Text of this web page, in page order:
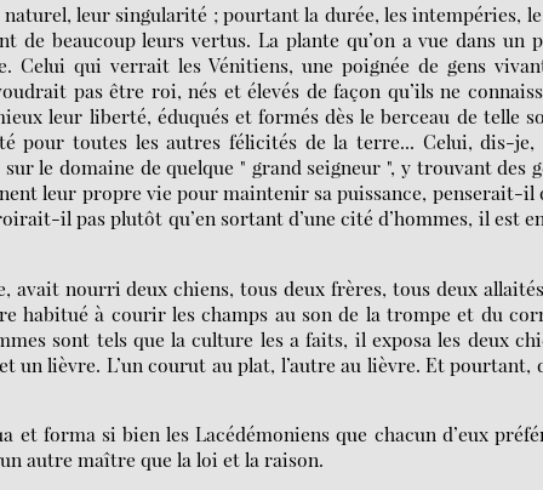
leur singularité ; pourtant la durée, les intempéries,
beaucoup leurs vertus. La plante qu’on a vue dans un
Celui qui verrait les Vénitiens, une poignée de gens
pas être roi, nés et élevés de façon qu’ils ne
leur liberté, éduqués et formés dès le berceau de telle
pour toutes les autres félicités de la terre... Celui, dis-je,
le domaine de quelque " grand seigneur ", y trouvant des
leur propre vie pour maintenir sa puissance, penserait-il
il pas plutôt qu’en sortant d’une cité d’hommes, il est
avait nourri deux chiens, tous deux frères, tous deux
habitué à courir les champs au son de la trompe et du
sont tels que la culture les a faits, il exposa les deux
un lièvre. L’un courut au plat, l’autre au lièvre. Et pourtant,
et forma si bien les Lacédémoniens que chacun d’eux
autre maître que la loi et la raison.